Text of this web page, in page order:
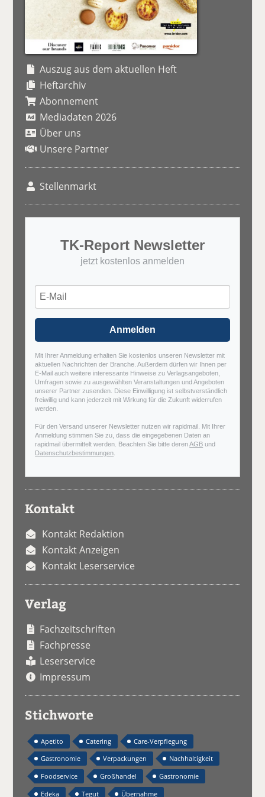
Auszug aus dem aktuellen Heft
Heftarchiv
Abonnement
Mediadaten 2026
Über uns
Unsere Partner
Stellenmarkt
TK-Report Newsletter
jetzt kostenlos anmelden
Anmelden
Mit Ihrer Anmeldung erhalten Sie kostenlos unseren Newsletter mit
aktuellen Nachrichten der Branche. Außerdem dürfen wir Ihnen per
E-Mail auch weitere interessante Hinweise zu Verlagsangeboten,
Umfragen sowie zu ausgewählten Veranstaltungen und Angeboten
unserer Partner zusenden. Diese Einwilligung ist selbstverständlich
freiwillig und kann jederzeit mit Wirkung für die Zukunft widerrufen
werden.
Für den Versand unserer Newsletter nutzen wir rapidmail. Mit Ihrer
Anmeldung stimmen Sie zu, dass die eingegebenen Daten an
rapidmail übermittelt werden. Beachten Sie bitte derenAGB und
Datenschutzbestimmungen
Kontakt
Kontakt Redaktion
Kontakt Anzeigen
Kontakt Leserservice
Verlag
Fachzeitschriften
Fachpresse
Leserservice
Impressum
Stichworte
Apetito Catering
Care-Verpflegung
Gastronomie
Verpackungen
Nachhaltigkeit
Foodservice
Großhandel
Gastronomie
Edeka
Tegut Übernahme